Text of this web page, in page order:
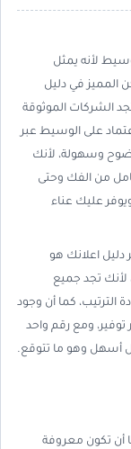
لأنه يمثل
المميز في دليل
الشركات الموثوقة
على الوسيط عبر
وسهولة، لأنك
من الفك وحتى
عليك عناء
دليل اعلانك هو
لأنك تجد جميع
الترتيب، كما أن وجود
أكثر توفير، ومع رقم واحد
أن تكون معروفة